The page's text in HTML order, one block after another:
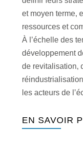
et moyen terme,
ressources et
À l’échelle des
développement
de revitalisation,
les acteurs de
EN SAVOIR